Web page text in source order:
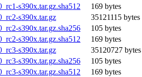
s390x.tar.gz.sha512
169 bytes
s390x.tar.gz
35121115 bytes
s390x.tar.gz.sha256
105 bytes
s390x.tar.gz.sha512
169 bytes
s390x.tar.gz
35120727 bytes
s390x.tar.gz.sha256
105 bytes
s390x.tar.gz.sha512
169 bytes